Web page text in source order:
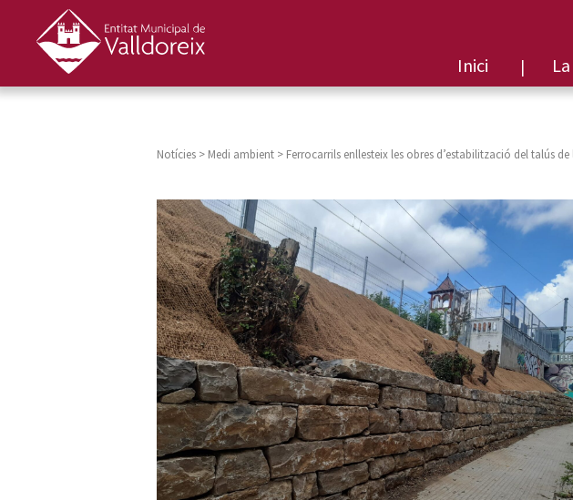
Inici
Notícies > Medi ambient > Ferrocarrils enllesteix les obres d’estabilització del talús